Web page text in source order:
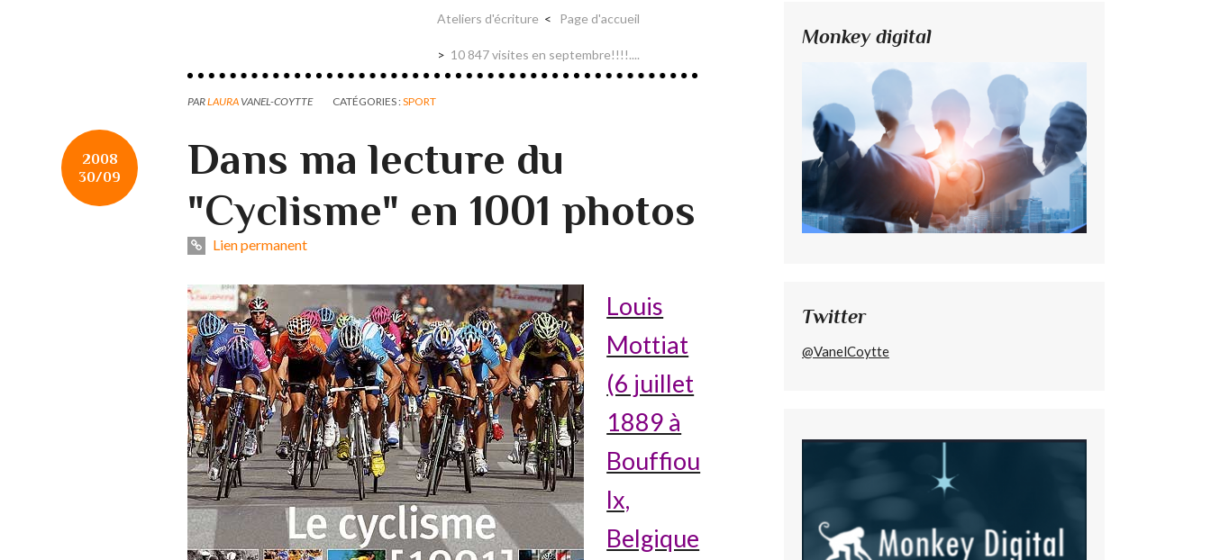
Ateliers d'écriture Page d'accueil
10 847 visites en septembre!!!!....
PARLAURA VANEL-COYTTE CATÉGORIES :SPORT
2008
30/09
Dans ma lecture du
"Cyclisme" en 1001 photos
Lien permanent
Louis
Mottiat
(6 juillet
1889 à
Bouffiou
lx,
Belgique
Monkey digital
Twitter
@VanelCoytte